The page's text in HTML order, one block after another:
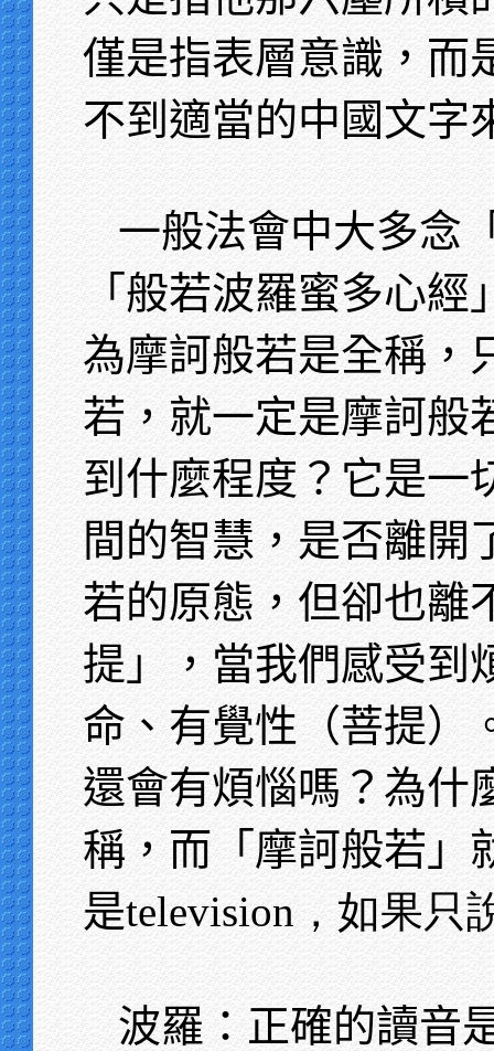
僅是指表層意識，而
不到適當的中國文字
一般法會中大多念
「般若波羅蜜多心
為摩訶般若是全稱，
若，就一定是摩訶般
到什麼程度？它是一
間的智慧，是否離開
若的原態，但卻也離
提」，當我們感受到
命、有覺性（菩提）
還會有煩惱嗎？為什
稱，而「摩訶般若」
是television，如果只
波羅：正確的讀音